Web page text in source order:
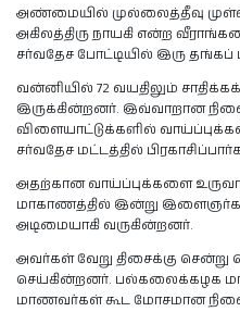
அண்மையில் முல்லைத்தீவு
அகிலத்திரு நாயகி என்ற
சர்வதேச போட்டியில் இரு
வன்னியில் 72 வயதிலும்
இருக்கின்றனர். இவ்வாறான
விளையாட்டுக்களில்
சர்வதேச மட்டத்தில்
அதற்கான வாய்ப்புக்களை
மாகாணத்தில் இன்று
அடிமையாகி வருகின்றனர்.
அவர்கள் வேறு திசைக்கு
செய்கின்றனர். பல்கலைக்கழக
மாணவர்கள் கூட மோசமான